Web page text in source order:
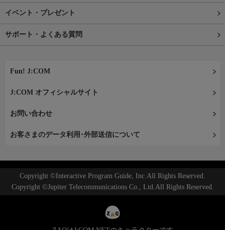
イベント・プレゼント
サポート・よくある質問
Fun! J:COM
J:COM オフィシャルサイト
お問い合わせ
お客さまのデータ利用･外部送信について
Copyright ©Interactive Program Guide, Inc.All Rights Reserved.
Copyright ©Jupiter Telecommunications Co., Ltd.All Rights Reserved.